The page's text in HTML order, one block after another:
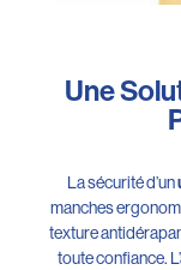
Une
La sécurité d’un
manches
texture
toute confiance.